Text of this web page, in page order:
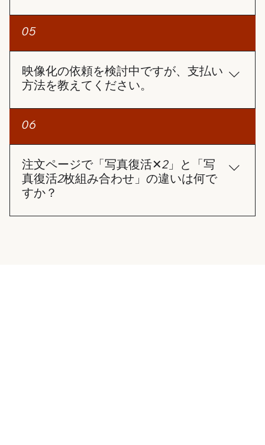
ご安心ください。お客様の許可なく動画を公開する
可】の選択項目があります。 この項目にチェックを
入れない限り、お客様の動画が当社のSNSで使用さ
れることは一切ありません。
05
映像化の依頼を検討中ですが、支払い
方法を教えてください。
お支払い方法についてですが、クレジットカードの
備中です。
06
注文ページで「写真復活✕2」と「写
真復活2枚組み合わせ」の違いは何で
すか？